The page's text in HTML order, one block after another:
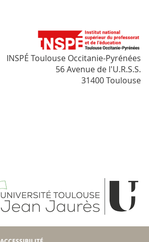
INSPÉ Toulouse Occitanie-Pyrénées
56 Avenue de l'U.R.S.S.
31400 Toulouse